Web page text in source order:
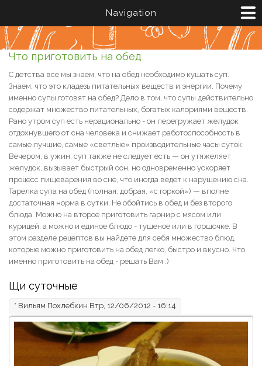
Navigation
Что приготовить на обед
С детства все мы знаем, что на обед необходимо кушать суп.
Знаем, что это кладезь питательных веществ и энергии. Почему
именно супы готовят на обед? Дело в том, что супы действительно
содержат множество питательных, богатых калориями веществ.
Рано утром суп есть нерационально - он перегружает желудок
отдохнувшего от сна человека и снижает работоспособность в
самые лучшие, самые «светлые» производительные часы суток.
Вечером, в ужин, суп также не следует есть — он утяжеляет
желудок, вызывает быстрый сон, но одновременно ускоряет
процесс пищеварения во сне, что иногда ведет к нарушению сна.
Тарелка супа на обед (полная, добрая, «с горкой») — вполне
достаточная норма в сутки. Не обойтись в обед и без второго
блюда. Можно на второе приготовить гарнир с мясом или
курицей, а можно и единое блюдо - тушеное или в горшочке. В
этом разделе рецептов вы найдете для себя множество блюд,
которые можно приготовить на обед легко, быстро и вкусно. Что
именно приготовить на обед - решать Вам :)
Щи суточные
* Вильям Похлебкин Втр, 12/06/2012 - 16:14